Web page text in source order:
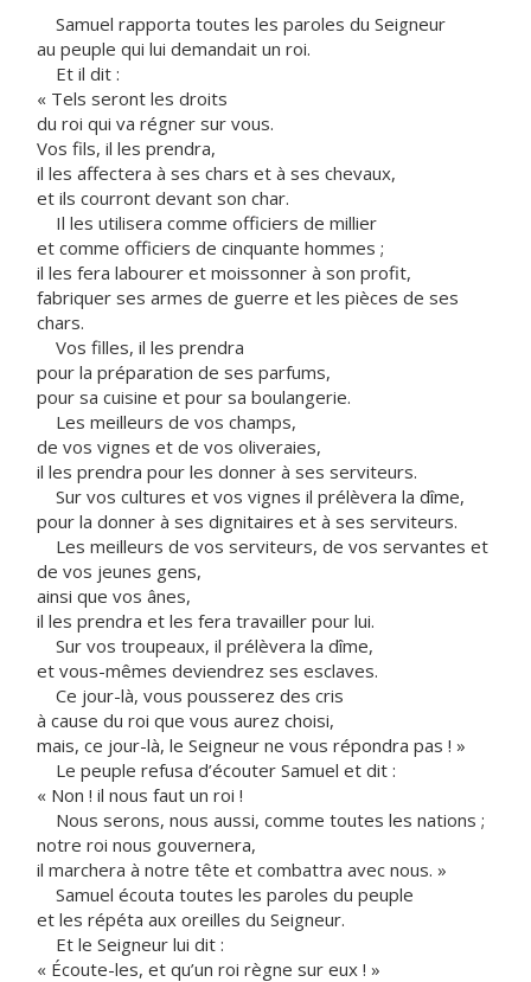
Samuel rapporta toutes les paroles du Seigneur
au peuple qui lui demandait un roi.
Et il dit :
« Tels seront les droits
du roi qui va régner sur vous.
Vos fils, il les prendra,
il les affectera à ses chars et à ses chevaux,
et ils courront devant son char.
Il les utilisera comme officiers de millier
et comme officiers de cinquante hommes ;
il les fera labourer et moissonner à son profit,
fabriquer ses armes de guerre et les pièces de ses
chars.
Vos filles, il les prendra
pour la préparation de ses parfums,
pour sa cuisine et pour sa boulangerie.
Les meilleurs de vos champs,
de vos vignes et de vos oliveraies,
il les prendra pour les donner à ses serviteurs.
Sur vos cultures et vos vignes il prélèvera la dîme,
pour la donner à ses dignitaires et à ses serviteurs.
Les meilleurs de vos serviteurs, de vos servantes et
de vos jeunes gens,
ainsi que vos ânes,
il les prendra et les fera travailler pour lui.
Sur vos troupeaux, il prélèvera la dîme,
et vous-mêmes deviendrez ses esclaves.
Ce jour-là, vous pousserez des cris
à cause du roi que vous aurez choisi,
mais, ce jour-là, le Seigneur ne vous répondra pas ! »
Le peuple refusa d’écouter Samuel et dit :
« Non ! il nous faut un roi !
Nous serons, nous aussi, comme toutes les nations ;
notre roi nous gouvernera,
il marchera à notre tête et combattra avec nous. »
Samuel écouta toutes les paroles du peuple
et les répéta aux oreilles du Seigneur.
Et le Seigneur lui dit :
« Écoute-les, et qu’un roi règne sur eux ! »